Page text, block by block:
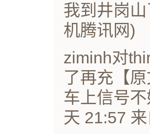
我到井岗
机腾讯网)
ziminh对
了再充【
车上信号
天 21:57